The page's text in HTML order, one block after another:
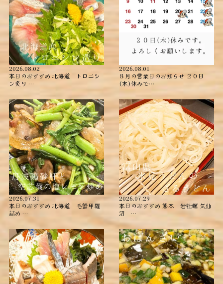
2026.08.02
本日のおすすめ ︎北海道 トロニシ
ン炙り …
2026.08.01
８月の営業日のお知らせ ２０日
(木)休みで…
2026.07.31
本日のおすすめ ︎北海道 毛蟹甲羅
詰め ︎…
2026.07.29
本日のおすすめ ︎熊本 岩牡蠣 ︎気仙
沼 …